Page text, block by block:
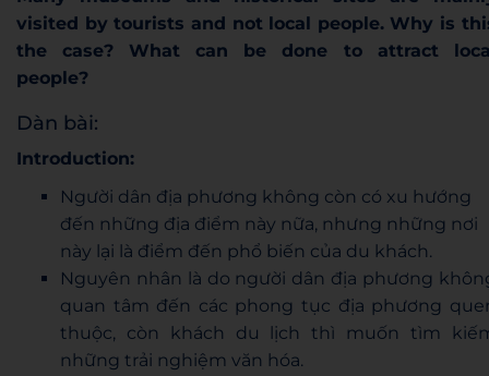
visited by tourists and not local people. Why is
the case? What can be done to attract
people?
Dàn bài:
Introduction:
Người dân địa phương không còn có xu hướng
đến những địa điểm này nữa, nhưng những nơi
này lại là điểm đến phổ biến của du khách.
Nguyên nhân là do người dân địa phương
quan tâm đến các phong tục địa phương
thuộc, còn khách du lịch thì muốn tìm
những trải nghiệm văn hóa.